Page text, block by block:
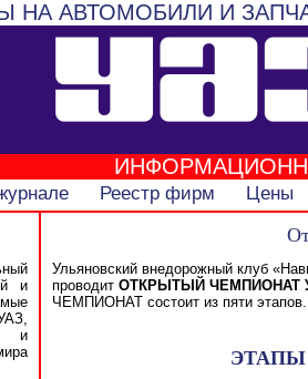
НА АВТОМОБИЛИ И
Реестр фирм Цены
и
и
Ульяновский внедорожный клуб
проводит ОТКРЫТЫЙ ЧЕМПИОНАТ
ЧЕМПИОНАТ состоит из пяти этапов.
ЭТАПЫ